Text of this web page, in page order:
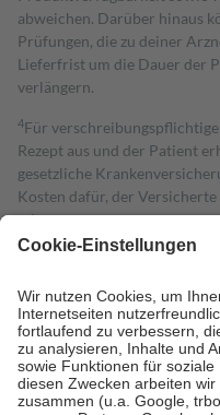
abweichen. Darüber hinaus
Prüfungen, die zu deiner
Lieferfrist um die Dauer der
verlängern.
4Für
Rezept aus und der Patient
gesetzliche
Kosten dafür, der
mit.
Grundsätzlich leisten
höchstens zehn Euro.
Es
Kosten der Leistung zu
Diese Regeln gelten
Bei Heilmitteln und
Zuzahlung zehn Prozent der
Verordnung.